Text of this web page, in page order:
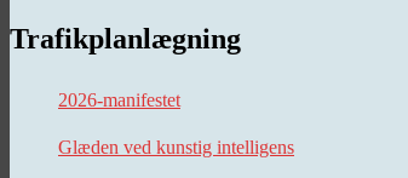
Trafikplanlægning
2026-manifestet
Glæden ved kunstig intelligens